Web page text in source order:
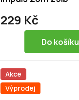
229 Kč
Do košíku
Akce
Výprodej